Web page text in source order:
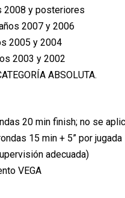
2008 y posteriores
2007 y 2006
2005 y 2004
2003 y 2002
ABSOLUTA.
20 min finish; no se
15 min + 5” por jugada
adecuada)
VEGA